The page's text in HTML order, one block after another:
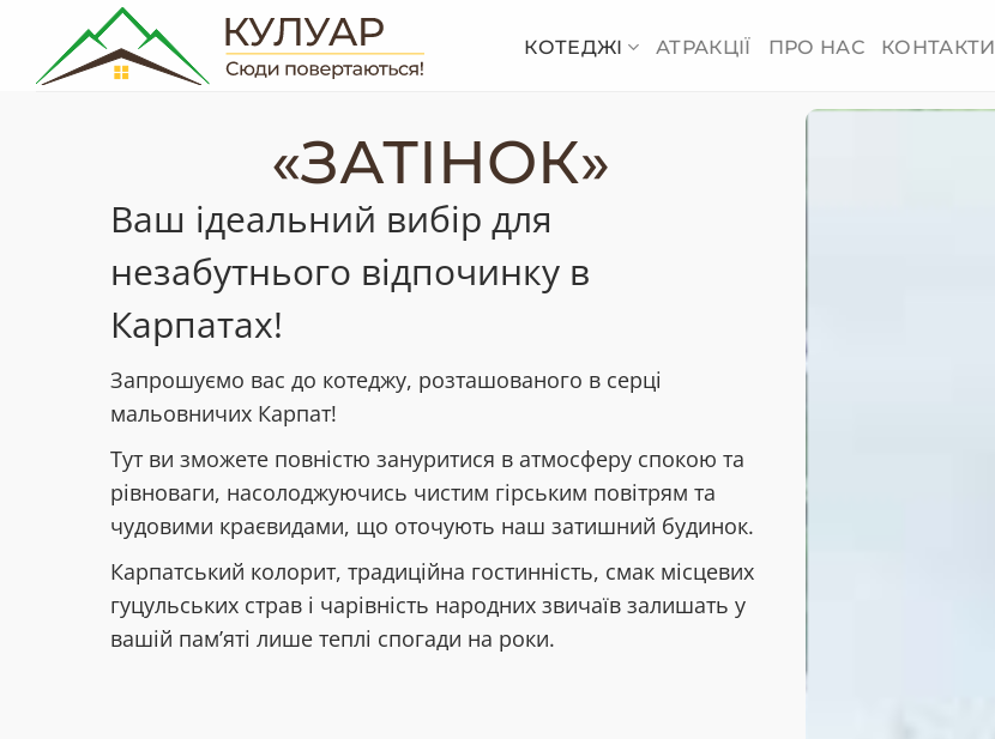
КОТЕДЖІ АТРАКЦІЇ ПРО НАС КОНТАКТИ
«ЗАТІНОК»
Ваш ідеальний вибір для
незабутнього відпочинку в
Карпатах!
Запрошуємо вас до котеджу, розташованого в серці
мальовничих Карпат!
Тут ви зможете повністю зануритися в атмосферу спокою та
рівноваги, насолоджуючись чистим гірським повітрям та
чудовими краєвидами, що оточують наш затишний будинок.
Карпатський колорит, традиційна гостинність, смак місцевих
гуцульських страв і чарівність народних звичаїв залишать у
вашій пам’яті лише теплі спогади на роки.